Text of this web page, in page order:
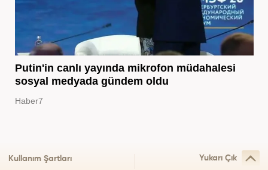
Putin'in canlı yayında mikrofon müdahalesi
sosyal medyada gündem oldu
Haber7
Kullanım Şartları Yukarı Çık